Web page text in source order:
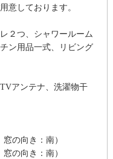
意しております。
２つ、シャワールーム
ン用品一式、リビング
アンテナ、洗濯物干
の向き：南）
の向き：南）